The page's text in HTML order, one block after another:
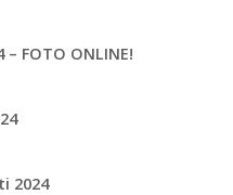
FOTO ONLINE!
2024